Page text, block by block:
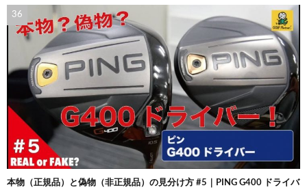
本物（正規品）と偽物（非正規品）の見分け方 #5｜PING G400 ドライバ